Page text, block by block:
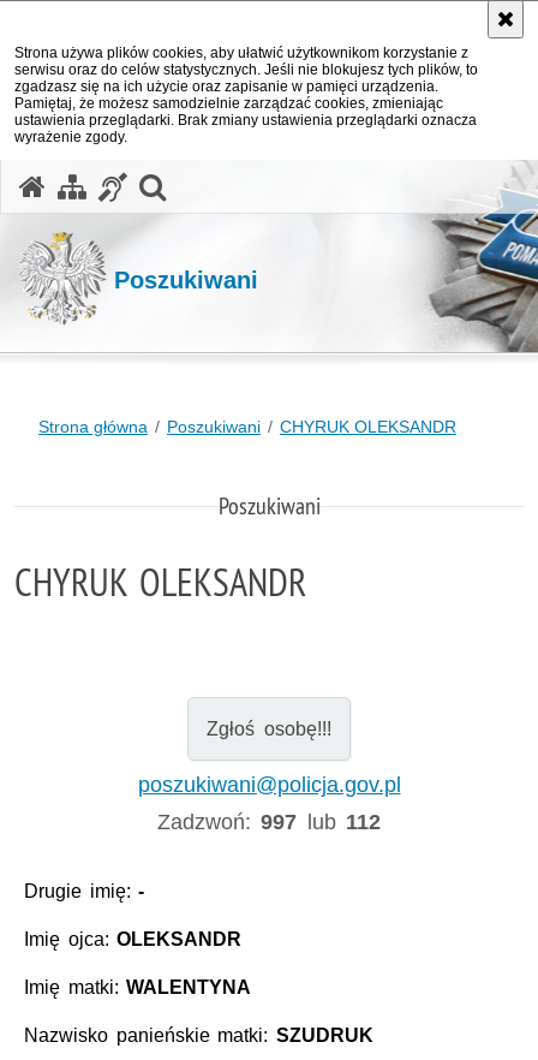
Strona używa plików cookies, aby ułatwić użytkownikom korzystanie z
serwisu oraz do celów statystycznych. Jeśli nie blokujesz tych plików, to
zgadzasz się na ich użycie oraz zapisanie w pamięci urządzenia.
Pamiętaj, że możesz samodzielnie zarządzać cookies, zmieniając
ustawienia przeglądarki. Brak zmiany ustawienia przeglądarki oznacza
wyrażenie zgody.
Poszukiwani
Strona główna Poszukiwani CHYRUK OLEKSANDR
Poszukiwani
CHYRUK OLEKSANDR
Zgłoś osobę!!!
poszukiwani@policja.gov.pl
Zadzwoń:997 lub 112
Drugie imię:-
Imię ojca:OLEKSANDR
Imię matki:WALENTYNA
Nazwisko panieńskie matki: SZUDRUK